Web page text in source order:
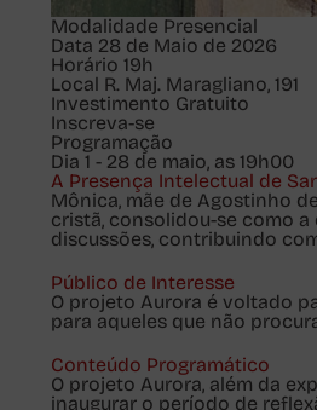
Modalidade Presencial
Data 28 de Maio de 2026
Horário 19h
Local R. Maj. Maragliano, 191
Investimento Gratuito
Inscreva-se
Programação
Dia 1 - 28 de maio, as 19h00
A Presença Intelectual de
Mônica, mãe de Agostinho
cristã, consolidou-se como
discussões, contribuindo
Público de Interesse
O projeto Aurora é voltado
para aqueles que não
Conteúdo Programático
O projeto Aurora, além da
inaugurar o período de